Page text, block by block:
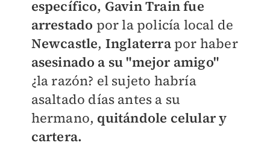
específico, Gavin Train fue
arrestado por la policía local de
Newcastle, Inglaterra por haber
asesinado a su "mejor amigo"
¿la razón? el sujeto habría
asaltado días antes a su
hermano, quitándole celular y
cartera.